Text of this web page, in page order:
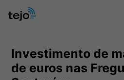
Investimento de
de euros nas